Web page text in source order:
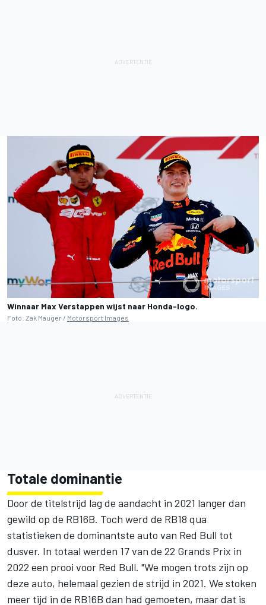
Winnaar Max Verstappen wijst naar Honda-logo.
Foto: Zak Mauger / Motorsport Images
Totale dominantie
Door de titelstrijd lag de aandacht in 2021 langer dan
gewild op de RB16B. Toch werd de RB18 qua
statistieken de dominantste auto van Red Bull tot
dusver. In totaal werden 17 van de 22 Grands Prix in
2022 een prooi voor Red Bull. "We mogen trots zijn op
deze auto, helemaal gezien de strijd in 2021. We stoken
meer tijd in de RB16B dan had gemoeten, maar dat is